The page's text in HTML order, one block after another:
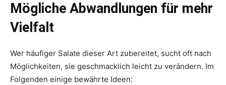
Mögliche Abwandlungen für mehr
Vielfalt
Wer häufiger Salate dieser Art zubereitet, sucht oft nach
Möglichkeiten, sie geschmacklich leicht zu verändern. Im
Folgenden einige bewährte Ideen: